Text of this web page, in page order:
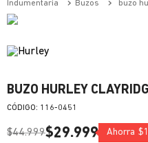
indumentaria buzos buzo
BUZO HURLEY
: 116-0451
$44.999$29.999 Ahorra $